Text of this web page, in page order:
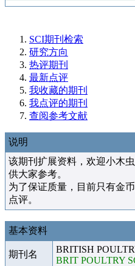
SCI期刊检索
研究方向
热评期刊
最新点评
我收藏的期刊
我点评的期刊
查阅参考文献
说明
该期刊扩展资料，欢迎小木
供大家参考。
为了保证质量，目前只有金
点评。
基本资料
期刊名
BRITISH
BRIT POULTRY